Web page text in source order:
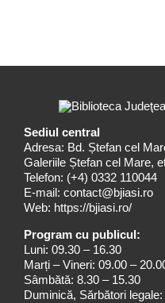
Sediul central
Adresa: Bd. Ștefan cel
Galeriile Ștefan cel Mare,
Telefon: (+4) 0332 110044
E-mail: contact@bjiasi.ro
Web: https://bjiasi.ro/
Program cu publicul:
Luni: 09.30 – 16.30
Marți – Vineri: 09.00 –
Sâmbătă: 8.30 – 15.30
Duminică, Sărbători